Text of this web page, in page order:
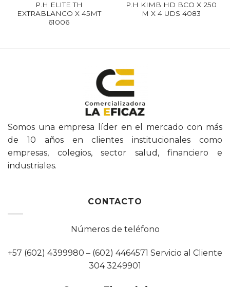
P.H ELITE TH
EXTRABLANCO X 45MT
61006
P.H KIMB HD BCO X 250
M X 4 UDS 4083
Somos una empresa líder en el mercado con más
de 10 años en clientes institucionales como
empresas, colegios, sector salud, financiero e
industriales.
CONTACTO
Números de teléfono
+57 (602) 4399980 – (602) 4464571 Servicio al Cliente
304 3249901